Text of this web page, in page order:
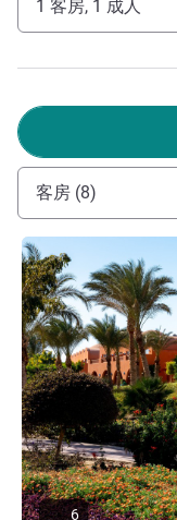
愉悦的环境中营造
Mohammed Fouda
1 客房, 1 成人
客房 (8)
请参阅详情
6